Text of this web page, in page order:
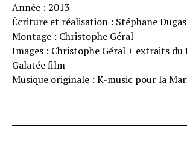
Année : 2013
Écriture et réalisation : Stéphane
Montage : Christophe Géral
Images : Christophe Géral + extraits
Galatée film
Musique originale : K-music pour la